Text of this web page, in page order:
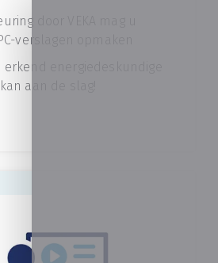
door VEKA mag u
verslagen opmaken
energiedeskundige
aan de slag!